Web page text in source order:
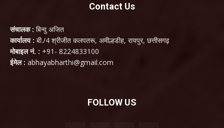
Contact Us
संचालक : बिन्दु अजित
कार्यालय : बी./4 श्रीजीत कलपतरू, अमील्हडीह, रायपुर, छत्तीसगढ़
मोबाइल नं. : +91- 8224833100
ईमेल : abhayabharthi@gmail.com
FOLLOW US